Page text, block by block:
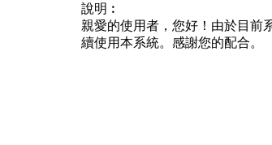
說明︰
親愛的使用者，您好！由於目前
續使用本系統。感謝您的配合。